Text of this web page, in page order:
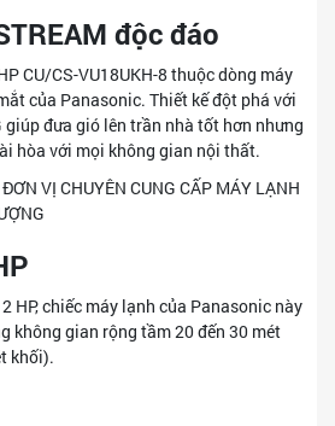
độc đáo
CU/CS-VU18UKH-8 thuộc dòng máy
của Panasonic. Thiết kế đột phá với
giúp đưa gió lên trần nhà tốt hơn nhưng
hòa với mọi không gian nội thất.
HP, chiếc máy lạnh của Panasonic này
không gian rộng tầm 20 đến 30 mét
khối).